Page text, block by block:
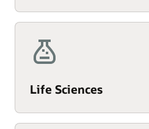
Life Sciences